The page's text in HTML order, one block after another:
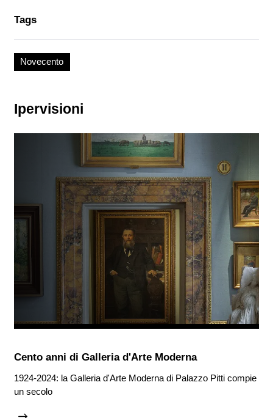
Tags
Novecento
Ipervisioni
Cento anni di Galleria d'Arte Moderna
1924-2024: la Galleria d'Arte Moderna di Palazzo Pitti compie
un secolo